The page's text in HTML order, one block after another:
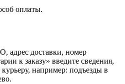
оплаты.
адрес доставки, номер
к заказу» введите сведения,
например: подъезды в